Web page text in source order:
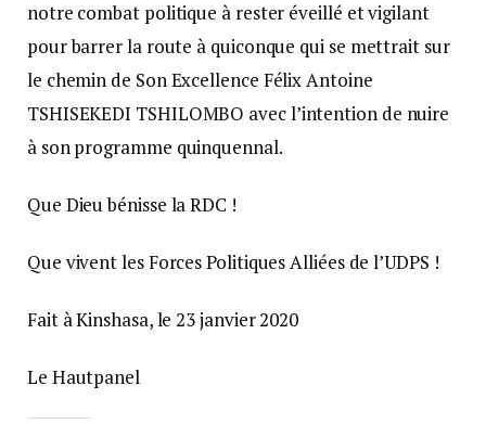
notre combat politique à rester éveillé et vigilant
pour barrer la route à quiconque qui se mettrait sur
le chemin de Son Excellence Félix Antoine
TSHISEKEDI TSHILOMBO avec l’intention de nuire
à son programme quinquennal.
Que Dieu bénisse la RDC !
Que vivent les Forces Politiques Alliées de l’UDPS !
Fait à Kinshasa, le 23 janvier 2020
Le Hautpanel